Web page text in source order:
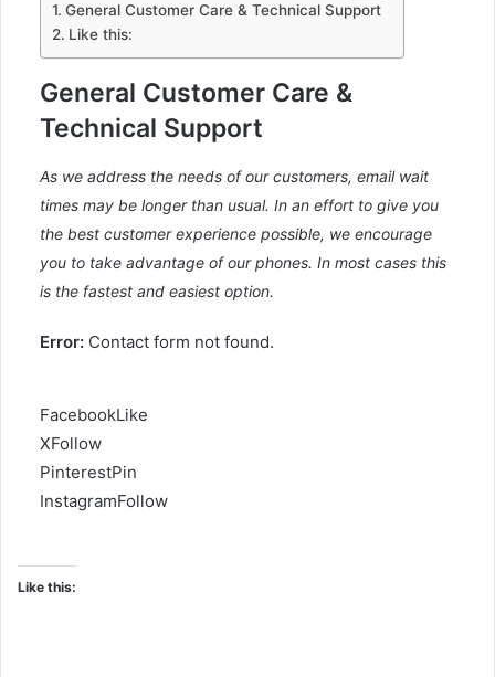
General Customer Care & Technical Support
Like this:
General Customer Care &
Technical Support
As we address the needs of our customers, email wait
times may be longer than usual. In an effort to give you
the best customer experience possible, we encourage
you to take advantage of our phones. In most cases this
is the fastest and easiest option.
Error: Contact form not found.
FacebookLike
XFollow
PinterestPin
InstagramFollow
Like this: